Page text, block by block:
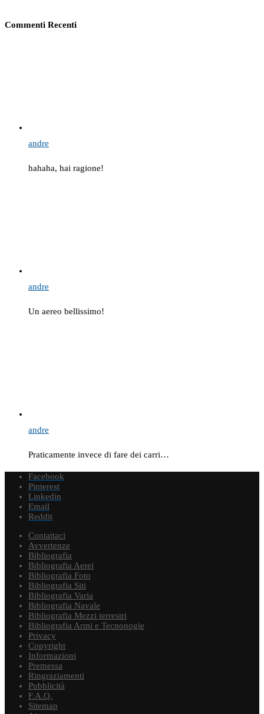
Commenti Recenti
andre
hahaha, hai ragione!
andre
Un aereo bellissimo!
andre
Praticamente invece di fare dei carri…
Facebook
Pinterest
Linkedin
Email
Reddit
Contattaci
Avvertenze
Bibliografia
Bibliografia Aerei
Bibliografia Foto
Bibliografia Siti
Bibliografia Varia
Bibliografia Navale
Bibliografia Mezzi terrestri
Bibliografia Armi e Tecnonogie
Privacy
Copyright
Informazioni
Premessa
Ringraziamenti
Pubblicità
F.A.Q.
Sitemap